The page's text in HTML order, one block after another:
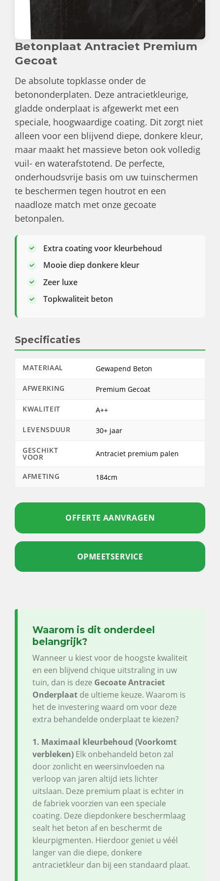
Betonplaat Antraciet Premium
Gecoat
De absolute topklasse onder de
betononderplaten. Deze antracietkleurige,
gladde onderplaat is afgewerkt met een
speciale, hoogwaardige coating. Dit zorgt niet
alleen voor een blijvend diepe, donkere kleur,
maar maakt het massieve beton ook volledig
vuil- en waterafstotend. De perfecte,
onderhoudsvrije basis om uw tuinschermen
te beschermen tegen houtrot en een
naadloze match met onze gecoate
betonpalen.
Extra coating voor kleurbehoud
Mooie diep donkere kleur
Zeer luxe
Topkwaliteit beton
Specificaties
MATERIAAL Gewapend Beton
AFWERKING Premium Gecoat
KWALITEIT A++
LEVENSDUUR 30+ jaar
GESCHIKT
VOOR Antraciet premium palen
AFMETING 184cm
OFFERTE AANVRAGEN
OPMEETSERVICE
Waarom is dit onderdeel
belangrijk?
Wanneer u kiest voor de hoogste kwaliteit
en een blijvend chique uitstraling in uw
tuin, dan is deze Gecoate Antraciet
Onderplaat de ultieme keuze. Waarom is
het de investering waard om voor deze
extra behandelde onderplaat te kiezen?
1. Maximaal kleurbehoud (Voorkomt
verbleken) Elk onbehandeld beton zal
door zonlicht en weersinvloeden na
verloop van jaren altijd iets lichter
uitslaan. Deze premium plaat is echter in
de fabriek voorzien van een speciale
coating. Deze diepdonkere beschermlaag
sealt het beton af en beschermt de
kleurpigmenten. Hierdoor geniet u véél
langer van die diepe, donkere
antracietkleur dan bij een standaard plaat.